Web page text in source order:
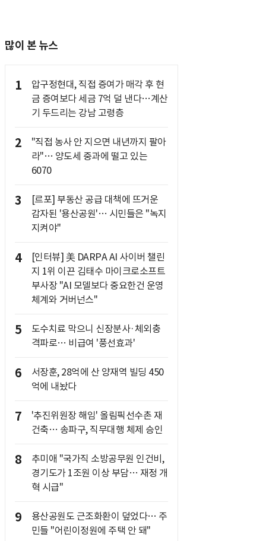
많이 본 뉴스
1
압구정현대, 직접 증여가 매각 후 현
금 증여보다 세금 7억 덜 낸다…계산
기 두드리는 강남 고령층
2
"직접 농사 안 지으면 내년까지 팔아
라"… 양도세 중과에 떨고 있는
6070
3
[르포] 부동산 공급 대책에 뜨거운
감자된 '용산공원'… 시민들은 "녹지
지켜야"
4
[인터뷰] 美 DARPA AI 사이버 챌린
지 1위 이끈 김태수 마이크로소프트
부사장 "AI 모델보다 중요한건 운영
체계와 거버넌스"
5
도수치료 막으니 신장분사·체외충
격파로… 비급여 '풍선효과'
6
서장훈, 28억에 산 양재역 빌딩 450
억에 내놨다
7
'추진위원장 해임' 올림픽선수촌 재
건축… 송파구, 직무대행 체제 승인
8
추미애 "국가직 소방공무원 인건비,
경기도가 1조원 이상 부담… 재정 개
혁 시급"
9
용산공원도 근조화환이 덮었다… 주
민들 "어린이정원에 주택 안 돼"